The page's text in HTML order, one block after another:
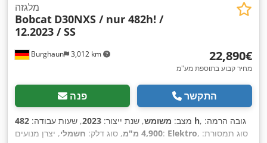
Burghaun 3,012 km
מלגזה
Bobcat D30NXS / nur 482h! /
12.2023 / SS
‏22,890 ‏€
מחיר קבוע בתוספת מע"מ
פנה התקשר
מצב: משומש, שנת ייצור: 2023, שעות עבודה: 482 h , גובה הרמה:
4,900 מ"מ
, סוג דלק: חשמלי , יצרן מנועים: Elektro , סוג תמסורת: